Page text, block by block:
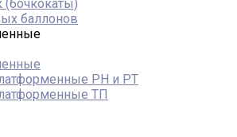
(бочкокаты)
баллонов
PH и PT
ТП